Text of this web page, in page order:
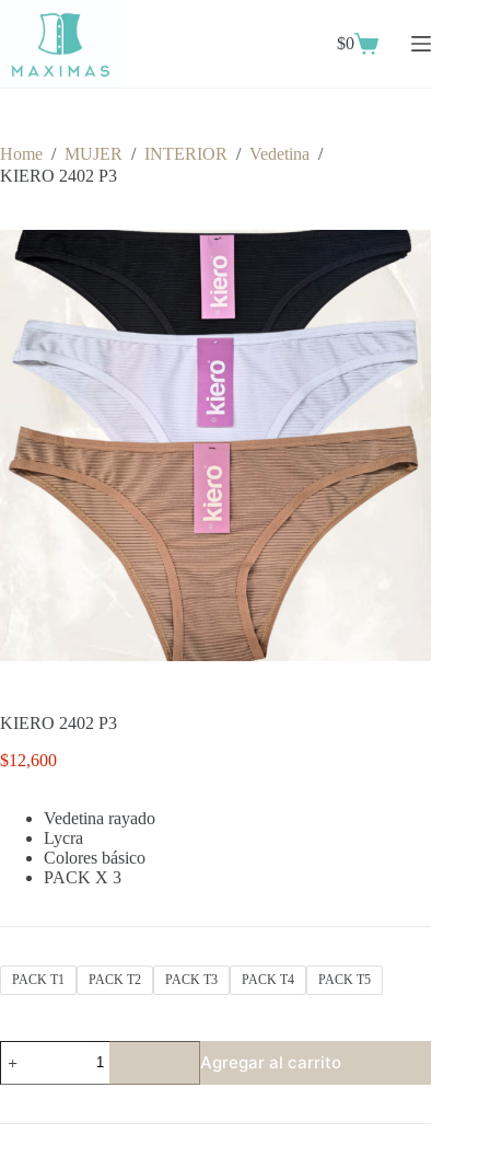
content
Shopping
$0
Home / MUJER / INTERIOR / Vedetina /
KIERO 2402 P3
KIERO 2402 P3
$12,600
Vedetina rayado
Lycra
Colores básico
PACK X 3
PACK T1 PACK T2 PACK T3 PACK T4 PACK T5
2402
P3
Agregar al carrito